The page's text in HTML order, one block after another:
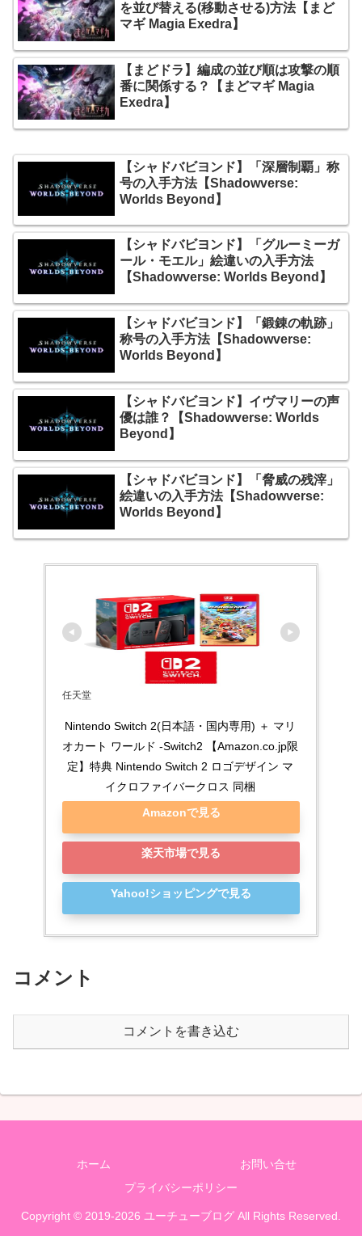
を並び替える(移動させる)方法【まど
マギ Magia Exedra】
【まどドラ】編成の並び順は攻撃の順
番に関係する？【まどマギ Magia
Exedra】
【シャドバビヨンド】「深層制覇」称
号の入手方法【Shadowverse:
Worlds Beyond】
【シャドバビヨンド】「グルーミーガ
ール・モエル」絵違いの入手方法
【Shadowverse: Worlds Beyond】
【シャドバビヨンド】「鍛錬の軌跡」
称号の入手方法【Shadowverse:
Worlds Beyond】
【シャドバビヨンド】イヴマリーの声
優は誰？【Shadowverse: Worlds
Beyond】
【シャドバビヨンド】「脅威の残滓」
絵違いの入手方法【Shadowverse:
Worlds Beyond】
任天堂
Nintendo Switch 2(日本語・国内専用) ＋ マリ
オカート ワールド -Switch2 【Amazon.co.jp限
定】特典 Nintendo Switch 2 ロゴデザイン マ
イクロファイバークロス 同梱
Amazonで見る
楽天市場で見る
Yahoo!ショッピングで見る
コメント
コメントを書き込む
ホーム
お問い合せ
プライバシーポリシー
Copyright © 2019-2026 ユーチューブログ All Rights Reserved.